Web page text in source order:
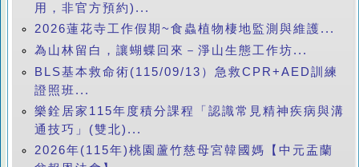
用，非官方預約)...
2026蓮花寺工作假期~食蟲植物棲地監測與維護...
為山林留白，讓蝴蝶回來－淨山生態工作坊...
BLS基本救命術(115/09/13）急救CPR+AED訓練
證照班...
樂銓居家115年度積分課程「認識常見精神疾病與溝
通技巧」(雙北)...
2026年(115年)桃園蘆竹慈母宮韓國媽【中元盂蘭